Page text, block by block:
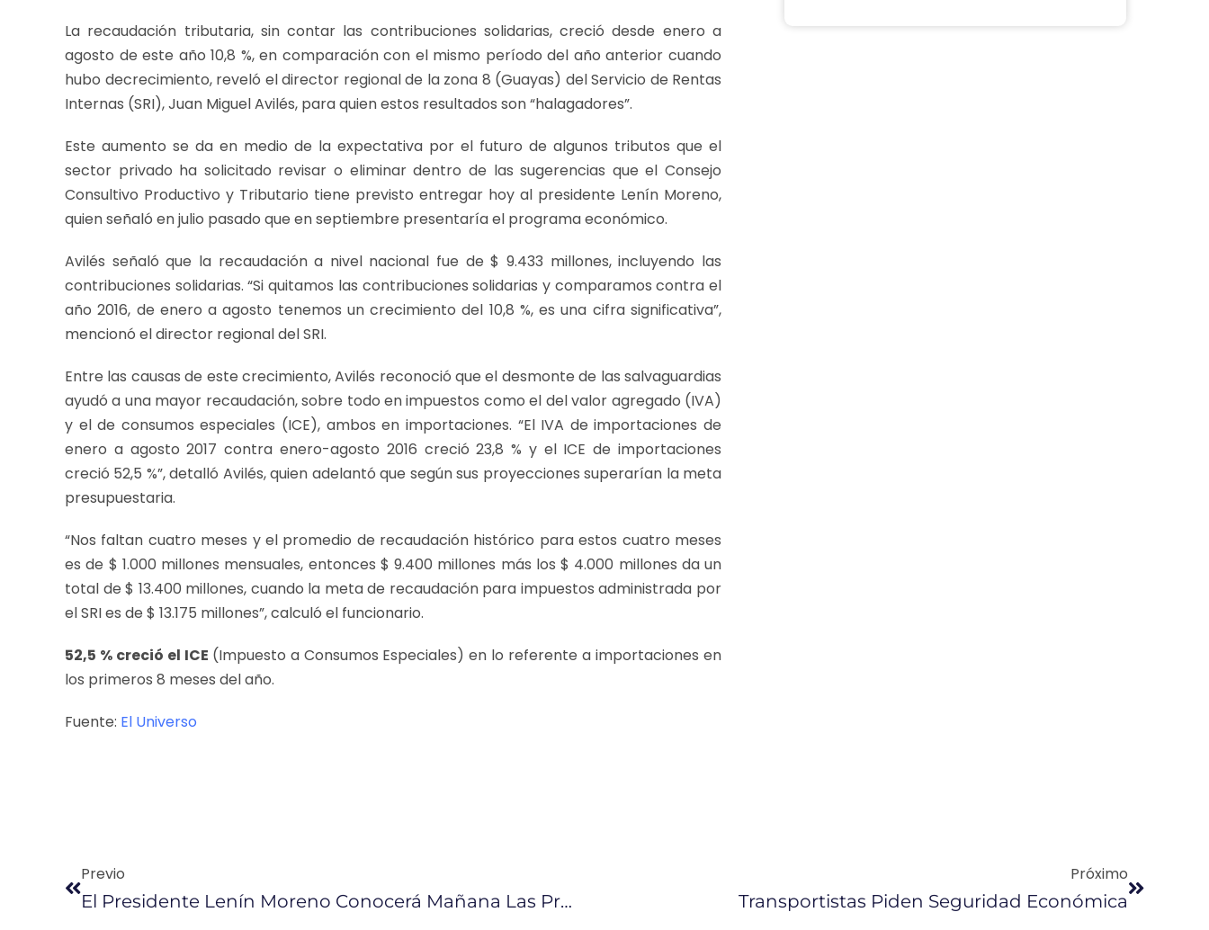
La recaudación tributaria, sin contar las contribuciones solidarias, creció desde enero a
agosto de este año 10,8 %, en comparación con el mismo período del año anterior cuando
hubo decrecimiento, reveló el director regional de la zona 8 (Guayas) del Servicio de Rentas
Internas (SRI), Juan Miguel Avilés, para quien estos resultados son “halagadores”.
Este aumento se da en medio de la expectativa por el futuro de algunos tributos que el
sector privado ha solicitado revisar o eliminar dentro de las sugerencias que el Consejo
Consultivo Productivo y Tributario tiene previsto entregar hoy al presidente Lenín Moreno,
quien señaló en julio pasado que en septiembre presentaría el programa económico.
Avilés señaló que la recaudación a nivel nacional fue de $ 9.433 millones, incluyendo las
contribuciones solidarias. “Si quitamos las contribuciones solidarias y comparamos contra el
año 2016, de enero a agosto tenemos un crecimiento del 10,8 %, es una cifra significativa”,
mencionó el director regional del SRI.
Entre las causas de este crecimiento, Avilés reconoció que el desmonte de las salvaguardias
ayudó a una mayor recaudación, sobre todo en impuestos como el del valor agregado (IVA)
y el de consumos especiales (ICE), ambos en importaciones. “El IVA de importaciones de
enero a agosto 2017 contra enero-agosto 2016 creció 23,8 % y el ICE de importaciones
creció 52,5 %”, detalló Avilés, quien adelantó que según sus proyecciones superarían la meta
presupuestaria.
“Nos faltan cuatro meses y el promedio de recaudación histórico para estos cuatro meses
es de $ 1.000 millones mensuales, entonces $ 9.400 millones más los $ 4.000 millones da un
total de $ 13.400 millones, cuando la meta de recaudación para impuestos administrada por
el SRI es de $ 13.175 millones”, calculó el funcionario.
52,5 % creció el ICE (Impuesto a Consumos Especiales) en lo referente a importaciones en
los primeros 8 meses del año.
Fuente: El Universo
Previo
El Presidente Lenín Moreno Conocerá Mañana Las Propuestas De Los Sectores Productivos
Próximo
Transportistas Piden Seguridad Económica